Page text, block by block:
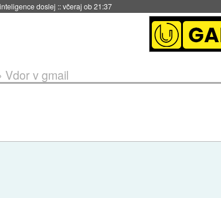
umetne inteligence::včeraj ob 21:23
Vdor v gmail